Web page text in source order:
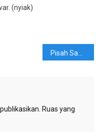
(nyiak)
Ruas yang